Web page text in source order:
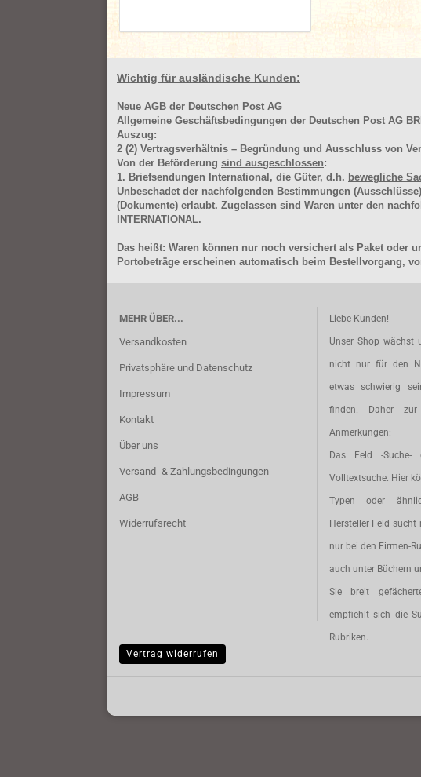
Wichtig für ausländische Kunden:
Neue AGB der Deutschen Post AG
Allgemeine Geschäftsbedingungen der Deutschen Post AG
Auszug:
2 (2) Vertragsverhältnis – Begründung und Ausschluss von
Von der Beförderung sind ausgeschlossen:
1. Briefsendungen International, die Güter, d.h. bewegliche
Unbeschadet der nachfolgenden Bestimmungen
(Dokumente) erlaubt. Zugelassen sind Waren unter den
INTERNATIONAL.
Das heißt: Waren können nur noch versichert als Paket oder
Portobeträge erscheinen automatisch beim Bestellvorgang,
MEHR ÜBER...
Versandkosten
Privatsphäre und Datenschutz
Impressum
Kontakt
Über uns
Versand- & Zahlungsbedingungen
AGB
Widerrufsrecht
Liebe Kunden!
Unser Shop wächst
nicht nur für den
etwas schwierig
finden. Daher zur
Anmerkungen:
Das Feld -
Volltextsuche. Hier
Typen oder
Hersteller Feld sucht
nur bei den Firmen-
auch unter Büchern
Sie breit
empfiehlt sich die
Rubriken.
Vertrag widerrufen